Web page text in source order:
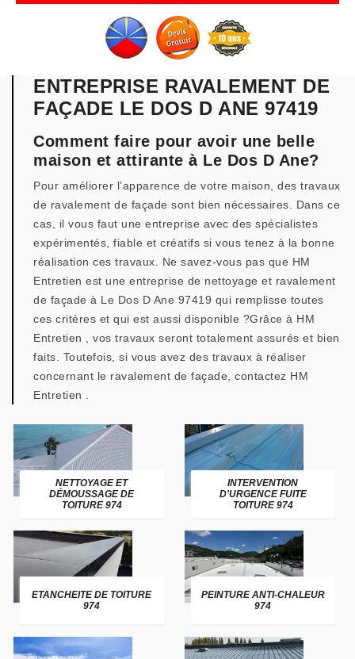
ENTREPRISE RAVALEMENT DE
FAÇADE LE DOS D ANE 97419
Comment faire pour avoir une belle
maison et attirante à Le Dos D Ane?
Pour améliorer l’apparence de votre maison, des travaux
de ravalement de façade sont bien nécessaires. Dans ce
cas, il vous faut une entreprise avec des spécialistes
expérimentés, fiable et créatifs si vous tenez à la bonne
réalisation ces travaux. Ne savez-vous pas que HM
Entretien est une entreprise de nettoyage et ravalement
de façade à Le Dos D Ane 97419 qui remplisse toutes
ces critères et qui est aussi disponible ?Grâce à HM
Entretien , vos travaux seront totalement assurés et bien
faits. Toutefois, si vous avez des travaux à réaliser
concernant le ravalement de façade, contactez HM
Entretien .
NETTOYAGE ET
DÉMOUSSAGE DE
TOITURE 974
INTERVENTION
D'URGENCE FUITE
TOITURE 974
ETANCHEITE DE TOITURE
974
PEINTURE ANTI-CHALEUR
974